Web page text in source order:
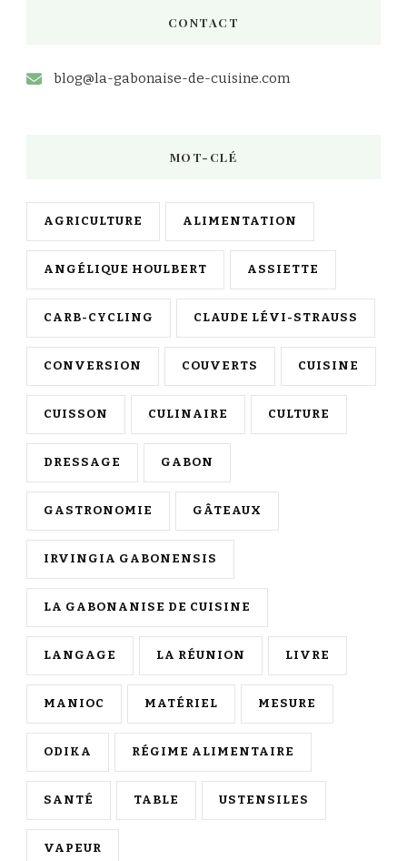
CONTACT
blog@la-gabonaise-de-cuisine.com
MOT-CLÉ
AGRICULTURE ALIMENTATION
ANGÉLIQUE HOULBERT ASSIETTE
CARB-CYCLING CLAUDE LÉVI-STRAUSS
CONVERSION COUVERTS CUISINE
CUISSON CULINAIRE CULTURE
DRESSAGE GABON
GASTRONOMIE GÂTEAUX
IRVINGIA GABONENSIS
LA GABONANISE DE CUISINE
LANGAGE LA RÉUNION LIVRE
MANIOC MATÉRIEL MESURE
ODIKA RÉGIME ALIMENTAIRE
SANTÉ TABLE USTENSILES
VAPEUR